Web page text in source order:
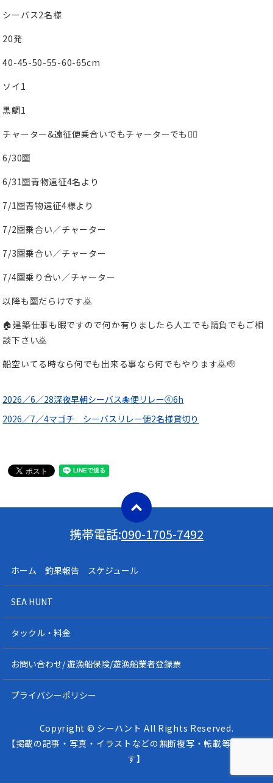
シーバス2名様
20発
40-45-50-55-60-65cm
ソイ1
黒鯛1
チャーター&遠征便乗合いでもチャーターでも🙆‍♂️
6/30🈳
6/31🈳青物遠征4名より
7/1🈳青物遠征4様より
7/2🈳乗合い／チャーター
7/3🈳乗合い／チャーター
7/4🈳乗り合い／チャーター
以降も🈳だらけです🙇
🏠建築仕事も暇ですので何か有りましたら人エでも請負でもご相
談下さい🙇
船空いてる時なら何でも出来る事なら何でもやります🙇🫡
2026／6／28深夜早朝シーバス🐙便リレー④6h
2026／7／4マゴチ シーバスリレー便2名様貸切り
携帯電話:090-1705-7492
ホーム 釣果報告 スケジュール
SEA HUNT
タックル・料金
お問い合わせ/ 遊漁船保険/遊漁船業者登録票
プライバシーポリシー
Copyright © シーハント All Rights Reserved.
【掲載の記事・写真・イラストなどの無断複写・転載等を禁じま
す】